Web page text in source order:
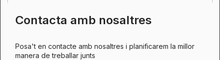
Contacta amb nosaltres
Posa't en contacte amb nosaltres i planificarem la millor
manera de treballar junts